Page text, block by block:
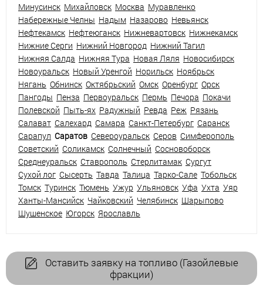
Минусинск Михайловск Москва Муравленко
Набережные Челны Надым Назарово Невьянск
Нефтекамск Нефтеюганск Нижневартовск Нижнекамск
Нижние Серги Нижний Новгород Нижний Тагил
Нижняя Салда Нижняя Тура Новая Ляля Новосибирск
Новоуральск Новый Уренгой Норильск Ноябрьск
Нягань Обнинск Октябрьский Омск Оренбург Орск
Пангоды Пенза Первоуральск Пермь Печора Покачи
Полевской Пыть-ях Радужный Ревда Реж Рязань
Салават Салехард Самара Санкт-Петербург Саранск
Сарапул Саратов Североуральск Серов Симферополь
Советский Соликамск Солнечный Сосновоборск
Среднеуральск Ставрополь Стерлитамак Сургут
Сухой лог Сысерть Тавда Талица Тарко-Сале Тобольск
Томск Туринск Тюмень Ужур Ульяновск Уфа Ухта Уяр
Ханты-Мансийск Чайковский Челябинск Шарыпово
Шушенское Югорск Ярославль
Оставить заявку на топливо (Газойлевые
фракции)